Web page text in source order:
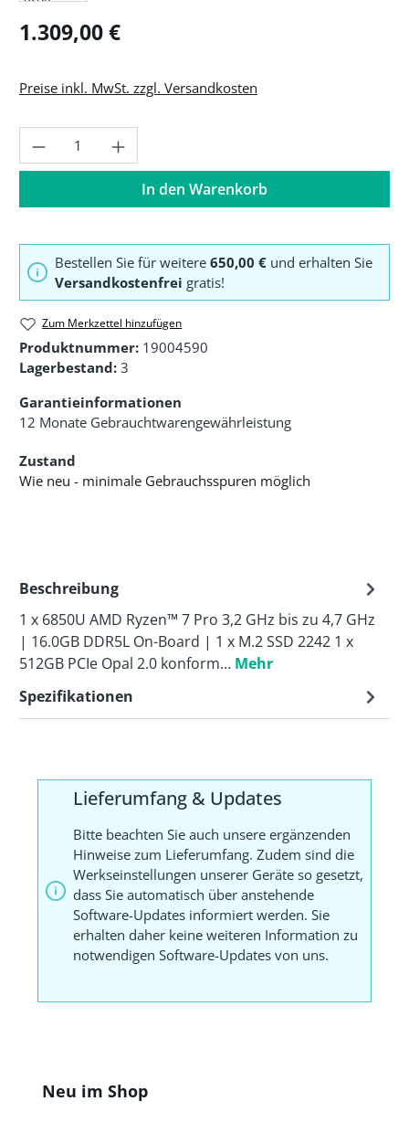
Regulärer Preis:
1.309,00 €
Preise inkl. MwSt. zzgl. Versandkosten
Produkt Anzahl: Gib den gewünschten
In den Warenkorb
Bestellen Sie für weitere 650,00 € und erhalten Sie
Versandkostenfrei gratis!
Zum Merkzettel hinzufügen
Produktnummer: 19004590
Lagerbestand: 3
Garantieinformationen
12 Monate Gebrauchtwarengewährleistung
Zustand
Wie neu - minimale Gebrauchsspuren möglich
Beschreibung
1 x 6850U AMD Ryzen™ 7 Pro 3,2 GHz bis zu 4,7 GHz
| 16.0GB DDR5L On-Board | 1 x M.2 SSD 2242 1 x
512GB PCIe Opal 2.0 konform… Mehr
Spezifikationen
Lieferumfang & Updates
Bitte beachten Sie auch unsere ergänzenden
Hinweise zum Lieferumfang. Zudem sind die
Werkseinstellungen unserer Geräte so gesetzt,
dass Sie automatisch über anstehende
Software-Updates informiert werden. Sie
erhalten daher keine weiteren Information zu
notwendigen Software-Updates von uns.
Produktgalerie überspringen
Neu im Shop